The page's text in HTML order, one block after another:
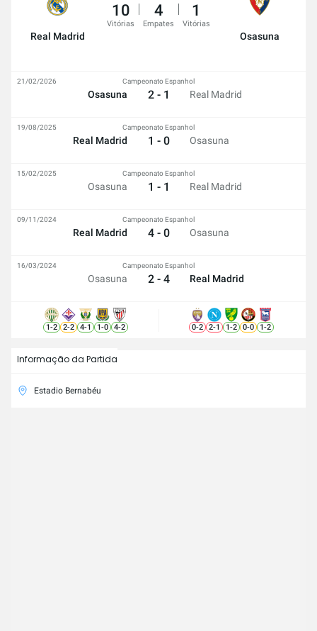
Informação da Partida
Estadio Bernabéu
Real Madrid
10
Vitórias
4
Empates
1
Vitórias
Osasuna
Osasuna
Campeonato Espanhol
2 - 1 Real Madrid
21/02/2026
Real Madrid
Campeonato Espanhol
1 - 0 Osasuna
19/08/2025
Osasuna
Campeonato Espanhol
1 - 1 Real Madrid
15/02/2025
Real Madrid
Campeonato Espanhol
4 - 0 Osasuna
09/11/2024
Osasuna
Campeonato Espanhol
2 - 4 Real Madrid
16/03/2024
1-2 2-2 4-1 1-0 4-2 0-2 2-1 1-2 0-0 1-2